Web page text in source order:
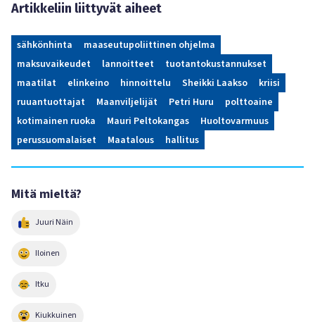
Artikkeliin liittyvät aiheet
sähkönhinta
maaseutupoliittinen ohjelma
maksuvaikeudet
lannoitteet
tuotantokustannukset
maatilat
elinkeino hinnoittelu Sheikki Laakso
kriisi
ruuantuottajat
Maanviljelijät Petri Huru
polttoaine
kotimainen ruoka
Mauri Peltokangas
Huoltovarmuus
perussuomalaiset
Maatalous hallitus
Mitä mieltä?
Juuri Näin
Iloinen
Itku
Kiukkuinen